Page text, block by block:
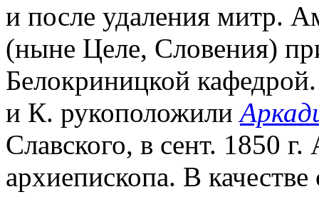
и после удаления митр.
(ныне Целе, Словения)
Белокриницкой
и К. рукоположили
Славского, в сент. 1850
архиепископа. В